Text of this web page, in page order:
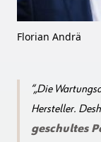
Florian Andrä
„Die
Hersteller.
geschultes